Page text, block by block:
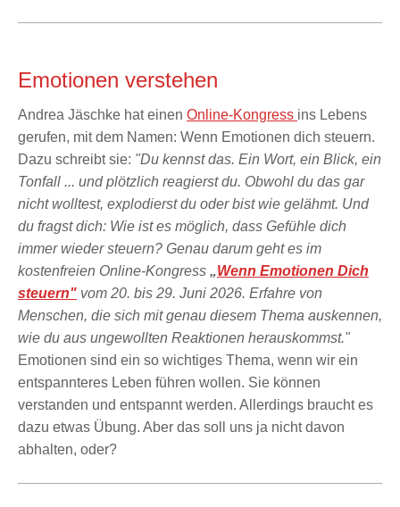
Emotionen verstehen
Andrea Jäschke hat einen Online-Kongress ins Lebens
gerufen, mit dem Namen: Wenn Emotionen dich steuern.
Dazu schreibt sie: "Du kennst das. Ein Wort, ein Blick, ein
Tonfall ... und plötzlich reagierst du. Obwohl du das gar
nicht wolltest, explodierst du oder bist wie gelähmt. Und
du fragst dich: Wie ist es möglich, dass Gefühle dich
immer wieder steuern? Genau darum geht es im
kostenfreien Online-Kongress „Wenn Emotionen Dich
steuern" vom 20. bis 29. Juni 2026. Erfahre von
Menschen, die sich mit genau diesem Thema auskennen,
wie du aus ungewollten Reaktionen herauskommst."
Emotionen sind ein so wichtiges Thema, wenn wir ein
entspannteres Leben führen wollen. Sie können
verstanden und entspannt werden. Allerdings braucht es
dazu etwas Übung. Aber das soll uns ja nicht davon
abhalten, oder?